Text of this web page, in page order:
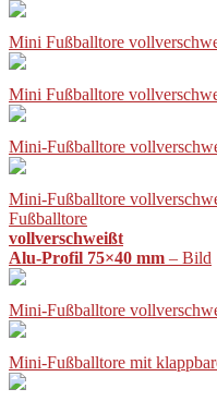
Mini Fußballtore
Mini Fußballtore
Mini-Fußballtore
Mini-Fußballtore
Fußballtore
vollverschweißt
Alu-Profil 75×40 mm – Bild
Mini-Fußballtore
Mini-Fußballtore mit